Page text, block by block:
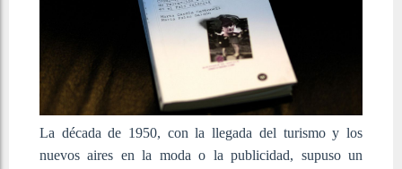
La década de 1950, con la llegada del turismo y los
nuevos aires en la moda o la publicidad, supuso un